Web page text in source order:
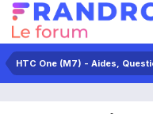
HTC One (M7) - Aides,